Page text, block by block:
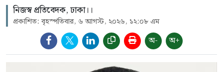
নিজস্ব প্রতিবেদক, ঢাকা।।
প্রকাশিত: বৃহস্পতিবার, ৬ আগস্ট, ২০২৬, ১২:০৮ এম
অ- অ+